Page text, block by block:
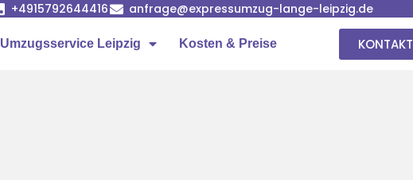
+4915792644416 anfrage@expressumzug-lange-leipzig.de
Umzugsservice Leipzig Kosten & Preise KONTAKT